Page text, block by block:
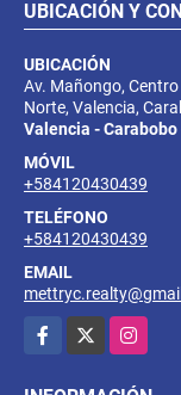
UBICACIÓN Y
UBICACIÓN
Av. Mañongo,
Norte, Valencia,
Valencia -
MÓVIL
+584120430439
TELÉFONO
+584120430439
EMAIL
Facebook
Instagram